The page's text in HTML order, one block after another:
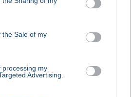
the Sale of my
processing my
Advertising.